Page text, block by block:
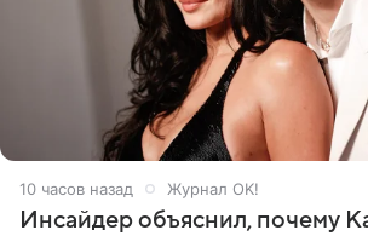
10 часов назад Журнал OK!
Инсайдер объяснил, почему